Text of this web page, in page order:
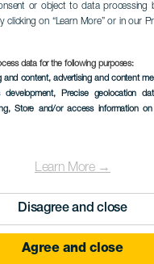
or object to data processing
clicking on “Learn More” or in our
data for the following purposes:
and content, advertising and content
development, Precise geolocation
, Store and/or access information
Learn More →
Disagree and close
Agree and close
en
La Palma